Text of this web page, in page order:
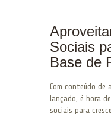
Sociais
Base de
Com conteúdo
lançado, é hora
sociais para